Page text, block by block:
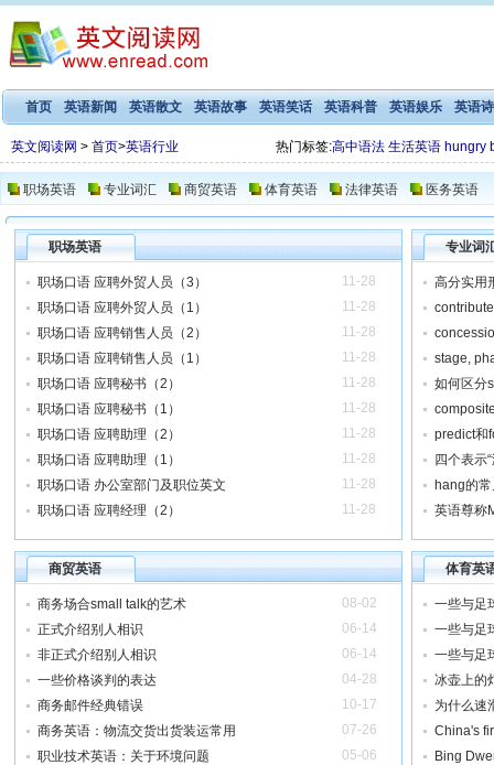
首页 英语新闻 英语散文 英语故事 英语笑话 英语科普 英语娱乐 英语
英文阅读网 > 首页>英语行业 热门标签:高中语法 生活英语 hungry
职场英语 专业词汇 商贸英语 体育英语 法律英语 医务英语
职场英语
职场口语 应聘外贸人员（3）
11-28
职场口语 应聘外贸人员（1）
11-28
职场口语 应聘销售人员（2）
11-28
职场口语 应聘销售人员（1）
11-28
职场口语 应聘秘书（2）
11-28
职场口语 应聘秘书（1）
11-28
职场口语 应聘助理（2）
11-28
职场口语 应聘助理（1）
11-28
职场口语 办公室部门及职位英文
11-28
职场口语 应聘经理（2）
11-28
专业词
高分实用
stage,
如何区分
predict和
四个表示
hang的
英语尊称
商贸英语
商务场合small talk的艺术
08-02
正式介绍别人相识
06-14
非正式介绍别人相识
06-14
一些价格谈判的表达
04-28
商务邮件经典错误
10-17
商务英语：物流交货出货装运常用
07-26
职业技术英语：关于环境问题
05-06
体育英
一些与足
一些与足
一些与足
冰壶上的
为什么速
China's
Bing